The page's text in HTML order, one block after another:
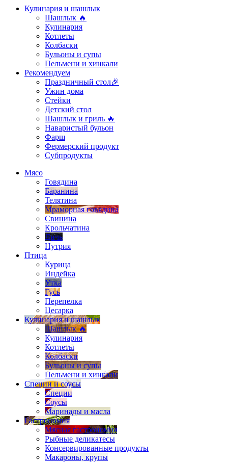
Кулинария и шашлык
Шашлык 🔥
Кулинария
Котлеты
Колбаски
Бульоны и супы
Пельмени и хинкали
Рекомендуем
Праздничный стол🎉
Ужин дома
Стейки
Детский стол
Шашлык и гриль 🔥
Наваристый бульон
Фарш
Фермерский продукт
Субпродукты
Мясо
Говядина
Баранина
Телятина
Мраморная говядина
Свинина
Крольчатина
Дичь
Нутрия
Птица
Курица
Индейка
Утка
Гусь
Перепелка
Цесарка
Кулинария и шашлык
Шашлык 🔥
Кулинария
Котлеты
Колбаски
Бульоны и супы
Пельмени и хинкали
Специи и соусы
Специи
Соусы
Маринады и масла
Гастрономия
Мясная гастрономия
Рыбные деликатесы
Консервированные продукты
Макароны, крупы